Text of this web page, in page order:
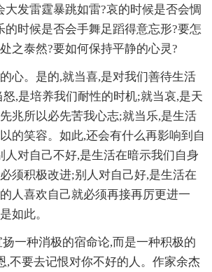
大发雷霆暴跳如雷?哀的时候是否会惆
的时候是否会手舞足蹈得意忘形?要怎
之泰然?要如何保持平静的心灵?
心。是的,就当喜,是对我们善待生活
,是培养我们耐性的时机;就当哀,是天
兆所以必先苦我心志;就当乐,是生活
的笑容。如此,还会有什么再影响到自
人对自己不好,是生活在暗示我们自身
须积极改进;别人对自己好,是生活在
人喜欢自己就必须再接再厉更进一
如此。
一种消极的宿命论,而是一种积极的
,不要去记恨对你不好的人。作家余杰